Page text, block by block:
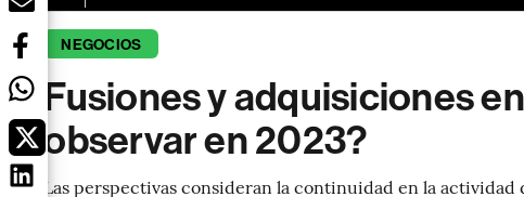
NEGOCIOS
Fusiones y adquisiciones
observar en 2023?
Las perspectivas consideran la continuidad en la